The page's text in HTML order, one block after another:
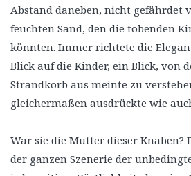
Abstand daneben, nicht gefährdet
feuchten Sand, den die tobenden
könnten. Immer richtete die
Blick auf die Kinder, ein Blick, von
Strandkorb aus meinte zu
gleichermaßen ausdrückte wie
War sie die Mutter dieser
der ganzen Szenerie der